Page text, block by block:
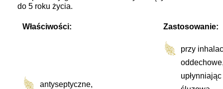
do 5 roku życia.
Właściwości: Zastosowanie:
antyseptyczne,
przy